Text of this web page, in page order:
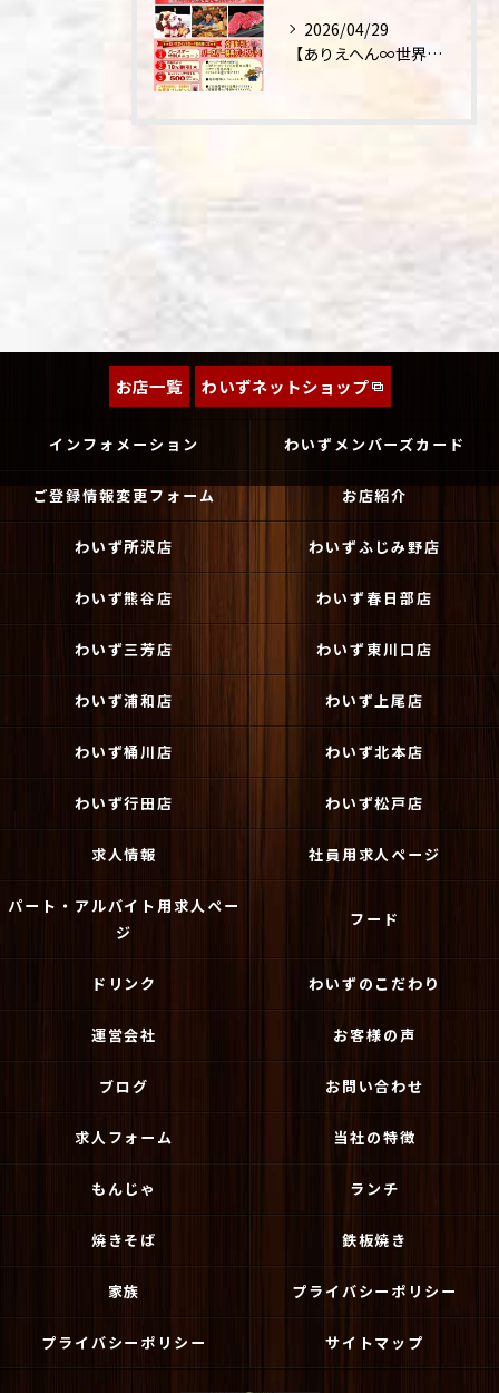
2026/04/29
【ありえへん∞世界】バースデーステーキについて
お店一覧 わいずネットショップ
インフォメーション わいずメンバーズカード
ご登録情報変更フォーム お店紹介
わいず所沢店 わいずふじみ野店
わいず熊谷店 わいず春日部店
わいず三芳店 わいず東川口店
わいず浦和店 わいず上尾店
わいず桶川店 わいず北本店
わいず行田店 わいず松戸店
求人情報 社員用求人ページ
パート・アルバイト用求人ペー
ジ
フード
ドリンク わいずのこだわり
運営会社 お客様の声
ブログ お問い合わせ
求人フォーム 当社の特徴
もんじゃ ランチ
焼きそば 鉄板焼き
家族 プライバシーポリシー
プライバシーポリシー サイトマップ